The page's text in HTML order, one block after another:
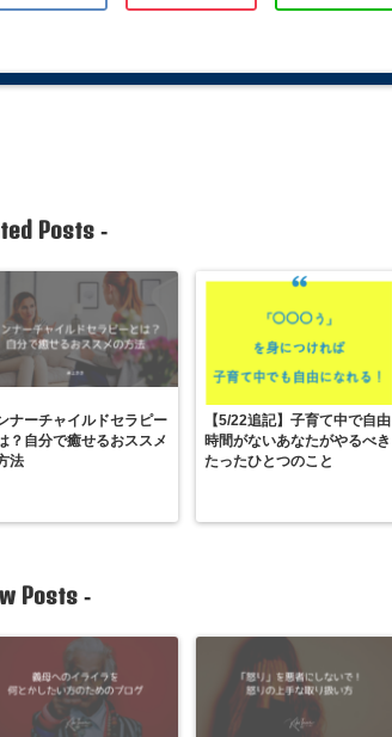
Posts-
ナーチャイルドセラピー
？自分で癒せるおススメ
法
【5/22追記】子育て中で自由
時間がないあなたがやるべき
たったひとつのこと
Posts -